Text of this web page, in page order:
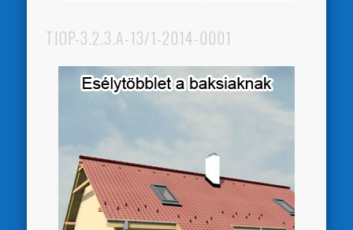
TIOP-3.2.3.A-13/1-2014-0001